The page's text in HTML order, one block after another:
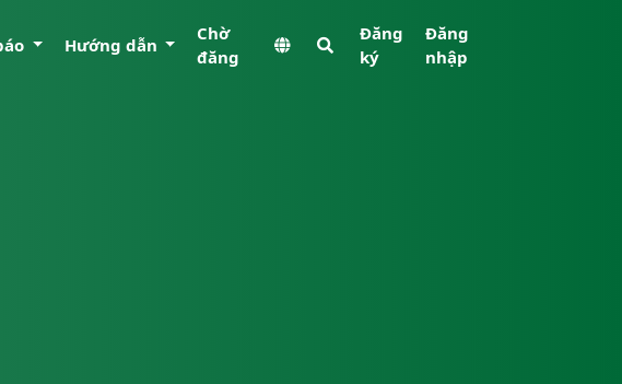
Hướng dẫn
Chờ
đăng
Đăng
ký
Đăng
nhập